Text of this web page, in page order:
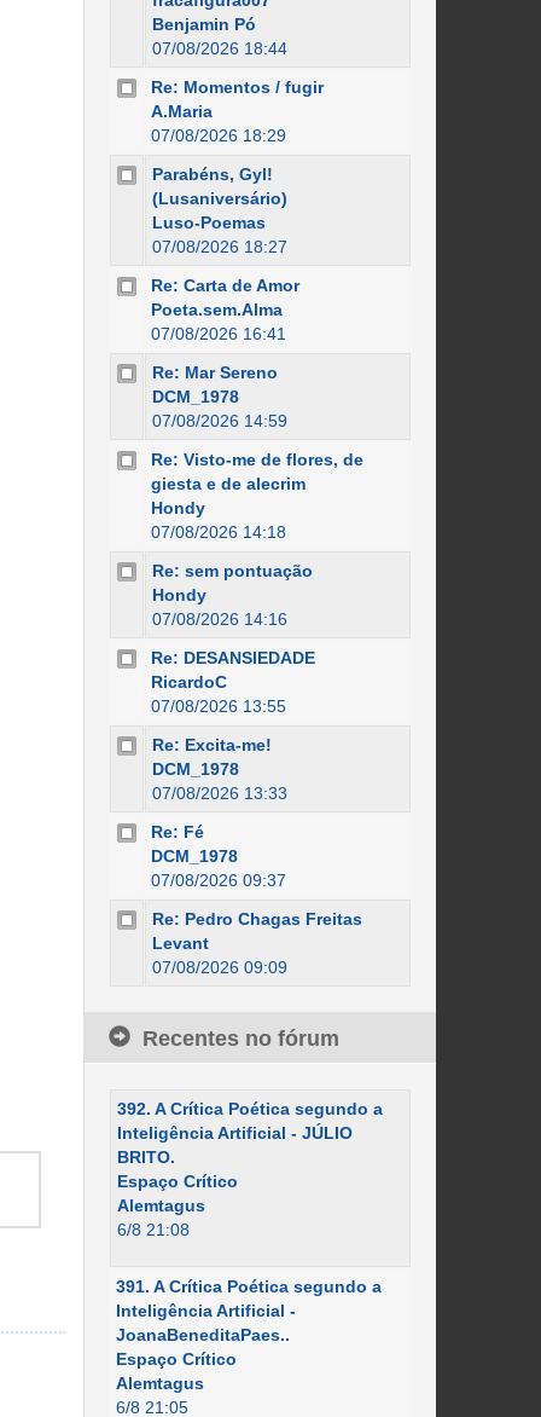
Benjamin Pó
07/08/2026 18:44
Re: Momentos / fugir
A.Maria
07/08/2026 18:29
Parabéns, Gyl!
(Lusaniversário)
Luso-Poemas
07/08/2026 18:27
Re: Carta de Amor
Poeta.sem.Alma
07/08/2026 16:41
Re: Mar Sereno
DCM_1978
07/08/2026 14:59
Re: Visto-me de flores, de
giesta e de alecrim
Hondy
07/08/2026 14:18
Re: sem pontuação
Hondy
07/08/2026 14:16
Re: DESANSIEDADE
RicardoC
07/08/2026 13:55
Re: Excita-me!
DCM_1978
07/08/2026 13:33
Re: Fé
DCM_1978
07/08/2026 09:37
Re: Pedro Chagas Freitas
Levant
07/08/2026 09:09
Recentes no fórum
392. A Crítica Poética segundo a
Inteligência Artificial - JÚLIO
BRITO.
Espaço Crítico
Alemtagus
6/8 21:08
391. A Crítica Poética segundo a
Inteligência Artificial -
JoanaBeneditaPaes..
Espaço Crítico
Alemtagus
6/8 21:05